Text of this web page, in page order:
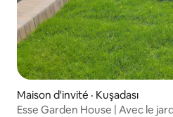
Maison d'invité · Kuşadası
Esse Garden House | Avec le